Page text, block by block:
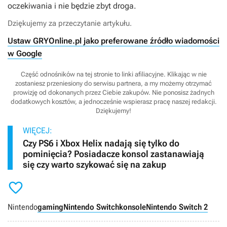
oczekiwania i nie będzie zbyt droga.
Dziękujemy za przeczytanie artykułu.
Ustaw GRYOnline.pl jako preferowane źródło wiadomości
w Google
Część odnośników na tej stronie to linki afiliacyjne. Klikając w nie
zostaniesz przeniesiony do serwisu partnera, a my możemy otrzymać
prowizję od dokonanych przez Ciebie zakupów. Nie ponosisz żadnych
dodatkowych kosztów, a jednocześnie wspierasz pracę naszej redakcji.
Dziękujemy!
WIĘCEJ:
Czy PS6 i Xbox Helix nadają się tylko do
pominięcia? Posiadacze konsol zastanawiają
się czy warto szykować się na zakup

NintendogamingNintendo SwitchkonsoleNintendo Switch 2